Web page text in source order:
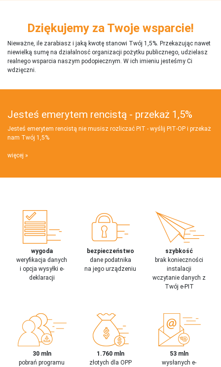
Dziękujemy za Twoje wsparcie!
Nieważne, ile zarabiasz i jaką kwotę stanowi Twój 1,5%. Przekazując nawet
niewielką sumę na działalnosć organizacji pożytku publicznego, udzielasz
realnego wsparcia naszym podopiecznym. W ich imieniu jesteśmy Ci
wdzięczni.
Jesteś emerytem rencistą - przekaż 1,5%
Jesteś emerytem rencistą nie musisz rozliczać PIT - wyślij PIT‑OP i przekaż
nam Twój 1,5%
więcej
wygoda
weryfikacja danych
i opcja wysyłki e-
deklaracji
bezpieczeństwo
dane podatnika
na jego urządzeniu
szybkość
brak konieczności
instalacji
wczytanie danych z
Twój e-PIT
30 mln
pobrań programu
1.760 mln
złotych dla OPP
53 mln
wysłanych e-